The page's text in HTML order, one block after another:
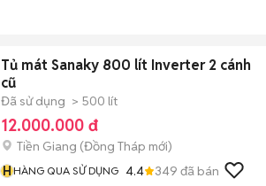
Tủ mát Sanaky 800 lít Inverter 2 cánh
cũ
Đã sử dụng > 500 lít
12.000.000 đ
Tiền Giang (Đồng Tháp mới)
HHÀNG QUA SỬ DỤNG 4.4 349 đã bán